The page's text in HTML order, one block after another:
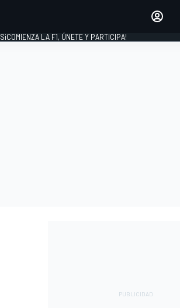
¡COMIENZA LA F1, ÚNETE Y PARTICIPA!